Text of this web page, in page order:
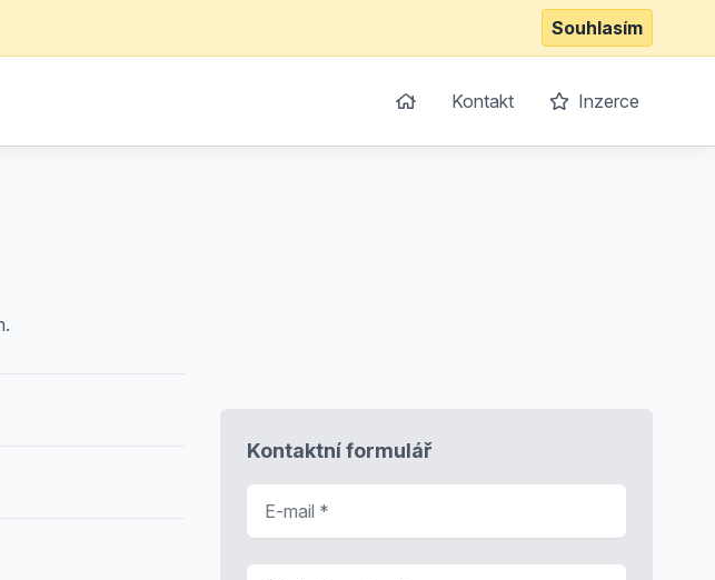
Souhlasím
Kontakt Inzerce
Kontaktní formulář